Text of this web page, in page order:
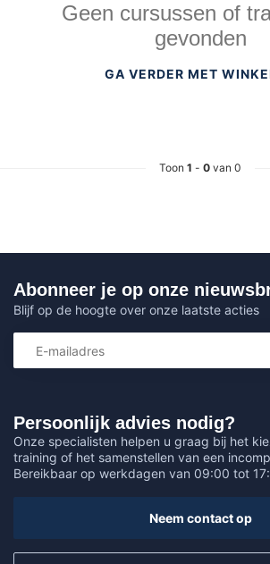
Geen cursussen of
gevonden
GA VERDER MET
Toon 1 - 0 van 0
Persoonlijk advies nodig?
Onze specialisten helpen u graag bij het
training of het samenstellen van een
Bereikbaar op werkdagen van 09:00 tot
Neem contact op
Abonneer je op onze
Blijf op de hoogte over onze laatste acties